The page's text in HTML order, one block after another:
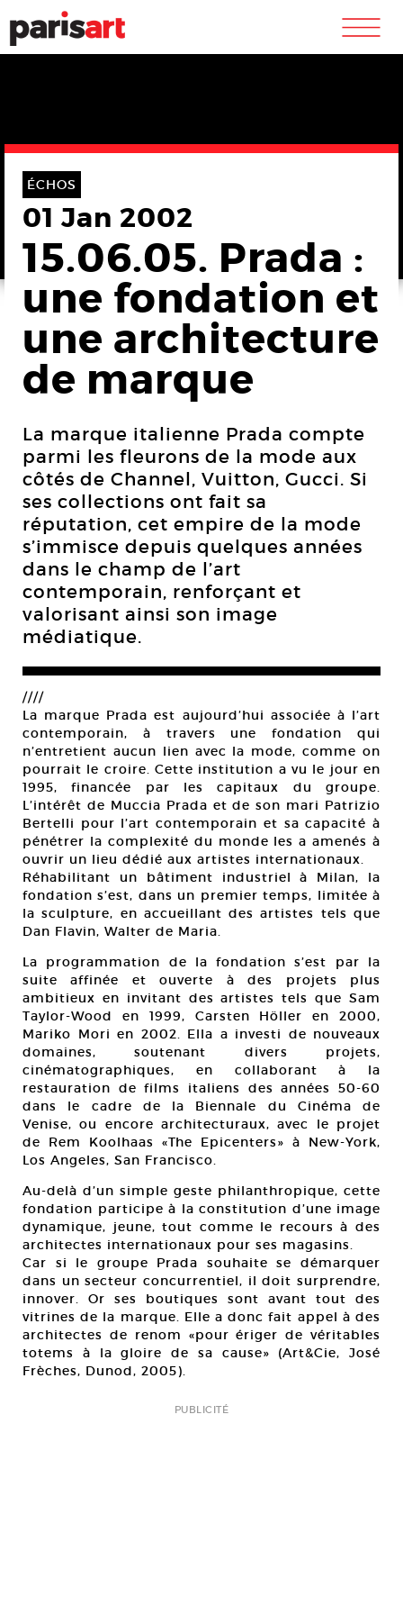
m
ÉCHOS
01 Jan 2002
15.06.05. Prada :
une fondation et
une architecture
de marque
La marque italienne Prada compte
parmi les fleurons de la mode aux
côtés de Channel, Vuitton, Gucci. Si
ses collections ont fait sa
réputation, cet empire de la mode
s’immisce depuis quelques années
dans le champ de l’art
contemporain, renforçant et
valorisant ainsi son image
médiatique.
////
La marque Prada est aujourd’hui associée à l’art
contemporain, à travers une fondation qui
n’entretient aucun lien avec la mode, comme on
pourrait le croire. Cette institution a vu le jour en
1995, financée par les capitaux du groupe.
L’intérêt de Muccia Prada et de son mari Patrizio
Bertelli pour l’art contemporain et sa capacité à
pénétrer la complexité du monde les a amenés à
ouvrir un lieu dédié aux artistes internationaux.
Réhabilitant un bâtiment industriel à Milan, la
fondation s’est, dans un premier temps, limitée à
la sculpture, en accueillant des artistes tels que
Dan Flavin, Walter de Maria.
La programmation de la fondation s’est par la
suite affinée et ouverte à des projets plus
ambitieux en invitant des artistes tels que Sam
Taylor-Wood en 1999, Carsten Höller en 2000,
Mariko Mori en 2002. Ella a investi de nouveaux
domaines, soutenant divers projets,
cinématographiques, en collaborant à la
restauration de films italiens des années 50-60
dans le cadre de la Biennale du Cinéma de
Venise, ou encore architecturaux, avec le projet
de Rem Koolhaas «The Epicenters» à New-York,
Los Angeles, San Francisco.
Au-delà d’un simple geste philanthropique, cette
fondation participe à la constitution d’une image
dynamique, jeune, tout comme le recours à des
architectes internationaux pour ses magasins.
Car si le groupe Prada souhaite se démarquer
dans un secteur concurrentiel, il doit surprendre,
innover. Or ses boutiques sont avant tout des
vitrines de la marque. Elle a donc fait appel à des
architectes de renom «pour ériger de véritables
totems à la gloire de sa cause» (Art&Cie, José
Frèches, Dunod, 2005).
PUBLICITÉ